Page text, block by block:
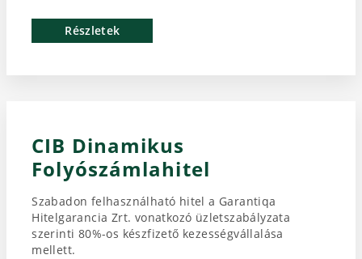
Részletek
CIB Dinamikus
Folyószámlahitel
Szabadon felhasználható hitel a Garantiqa
Hitelgarancia Zrt. vonatkozó üzletszabályzata
szerinti 80%-os készfizető kezességvállalása
mellett.